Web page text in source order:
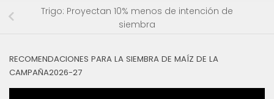
Trigo: Proyectan 10% menos de intención de
siembra
RECOMENDACIONES PARA LA SIEMBRA DE MAÍZ DE LA
CAMPAÑA2026-27